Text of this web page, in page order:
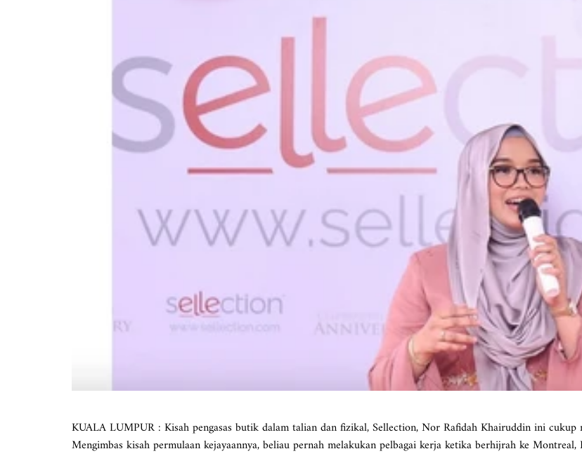
KUALA LUMPUR : Kisah pengasas butik dalam talian dan fizikal, Sellection, Nor Rafidah Khairuddin ini
Mengimbas kisah permulaan kejayaannya, beliau pernah melakukan pelbagai kerja ketika berhijrah ke